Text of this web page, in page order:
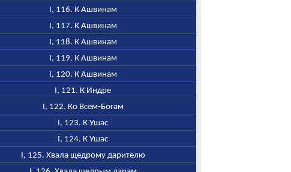
I, 116. К Ашвинам
I, 117. К Ашвинам
I, 118. К Ашвинам
I, 119. К Ашвинам
I, 120. К Ашвинам
I, 121. К Индре
I, 122. Ко Всем-Богам
I, 123. К Ушас
I, 124. К Ушас
I, 125. Хвала щедрому дарителю